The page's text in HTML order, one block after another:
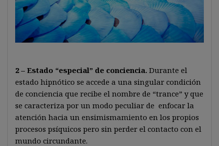
2 – Estado “especial” de conciencia. Durante el
estado hipnótico se accede a una singular condición
de conciencia que recibe el nombre de “trance” y que
se caracteriza por un modo peculiar de enfocar la
atención hacia un ensimismamiento en los propios
procesos psíquicos pero sin perder el contacto con el
mundo circundante.